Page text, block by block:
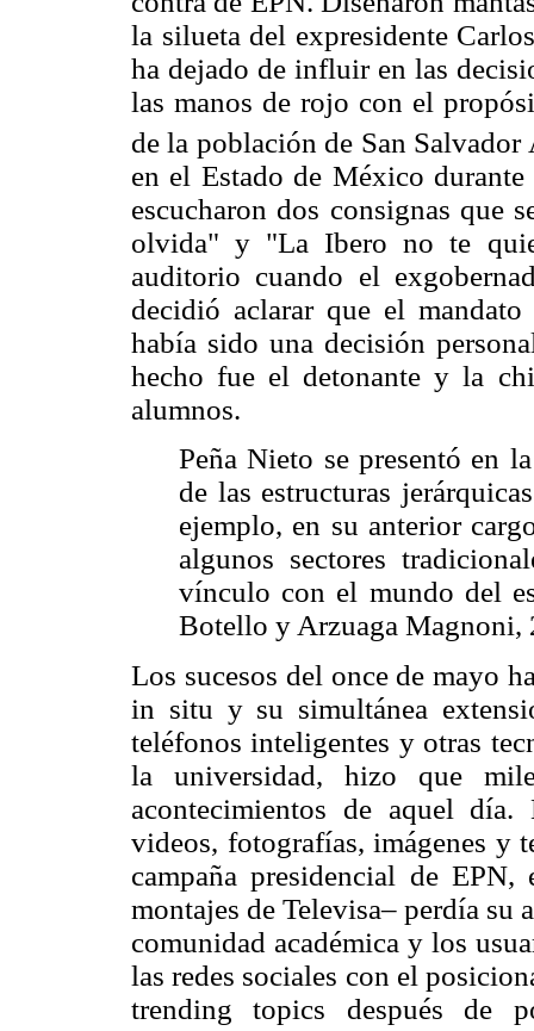
la silueta del expresidente
ha dejado de influir en las
las manos de rojo con el
de la población de San Salvador
en el Estado de México
escucharon dos consignas que
olvida" y "La Ibero no te
auditorio cuando el
decidió aclarar que el
había sido una decisión
hecho fue el detonante y la
alumnos.
Peña Nieto se presentó en
de las estructuras
ejemplo, en su anterior
algunos sectores
vínculo con el mundo del
Botello y Arzuaga Magnoni,
Los sucesos del once de mayo
in situ y su simultánea
teléfonos inteligentes y otras
la universidad, hizo que
acontecimientos de aquel día.
videos, fotografías, imágenes y
campaña presidencial de
montajes de Televisa– perdía su
comunidad académica y los
las redes sociales con el
trending topics después de